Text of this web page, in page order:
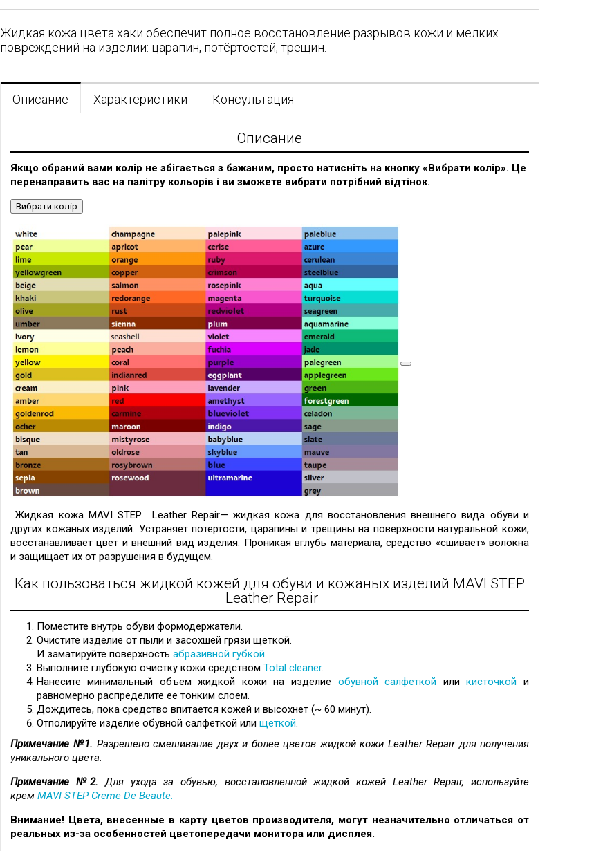
Жидкая кожа цвета хаки обеспечит полное восстановление разрывов кожи и мелких
повреждений на изделии: царапин, потёртостей, трещин.
Описание Характеристики Консультация
Описание
Якщо обраний вами колір не збігається з бажаним, просто натисніть на кнопку «Вибрати колір». Це
перенаправить вас на палітру кольорів і ви зможете вибрати потрібний відтінок.
Вибрати колір
Жидкая кожа MAVI STEP Leather Repair— жидкая кожа для восстановления внешнего вида обуви и
других кожаных изделий. Устраняет потертости, царапины и трещины на поверхности натуральной кожи,
восстанавливает цвет и внешний вид изделия. Проникая вглубь материала, средство «сшивает» волокна
и защищает их от разрушения в будущем.
Как пользоваться жидкой кожей для обуви и кожаных изделий MAVI STEP
Leather Repair
Поместите внутрь обуви формодержатели.
Очистите изделие от пыли и засохшей грязи щеткой.
И заматируйте поверхность абразивной губкой.
Выполните глубокую очистку кожи средством Total cleaner.
Нанесите минимальный объем жидкой кожи на изделие
обувной салфеткой или кисточкой
и
равномерно распределите ее тонким слоем.
Дождитесь, пока средство впитается кожей и высохнет (~ 60 минут).
Отполируйте изделие обувной салфеткой или щеткой.
Примечание №1. Разрешено смешивание двух и более цветов жидкой кожи Leather Repair для получения
уникального цвета.
Примечание №2.
Для ухода за обувью, восстановленной жидкой кожей Leather Repair, используйте
крем MAVI STEPCreme De Beaute.
Внимание! Цвета, внесенные в карту цветов производителя, могут незначительно отличаться от
реальных из-за особенностей цветопередачи монитора или дисплея.